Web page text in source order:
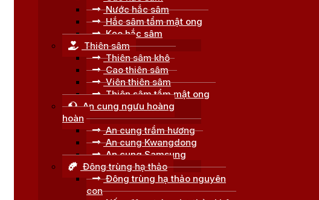
Nước hắc sâm
Hắc sâm tẩm mật ong
Kẹo hắc sâm
Thiên sâm
Thiên sâm khô
Cao thiên sâm
Viên thiên sâm
Thiên sâm tẩm mật ong
An cung ngưu hoàng
hoàn
An cung trầm hương
An cung Kwangdong
An cung Samsung
Đông trùng hạ thảo
Đông trùng hạ thảo nguyên
con